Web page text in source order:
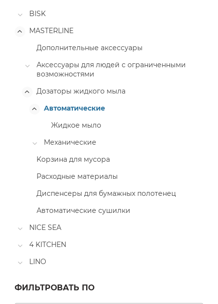
BISK
MASTERLINE
Дополнительные аксессуары
Аксессуары для людей с ограниченными
возможностями
Дозаторы жидкого мыла
Автоматические
Жидкое мыло
Механические
Kорзина для мусора
Расходные материалы
Диспенсеры для бумажных полотенец
Автоматические сушилки
NICE SEA
4 KITCHEN
LINO
ФИЛЬТРОВАТЬ ПО